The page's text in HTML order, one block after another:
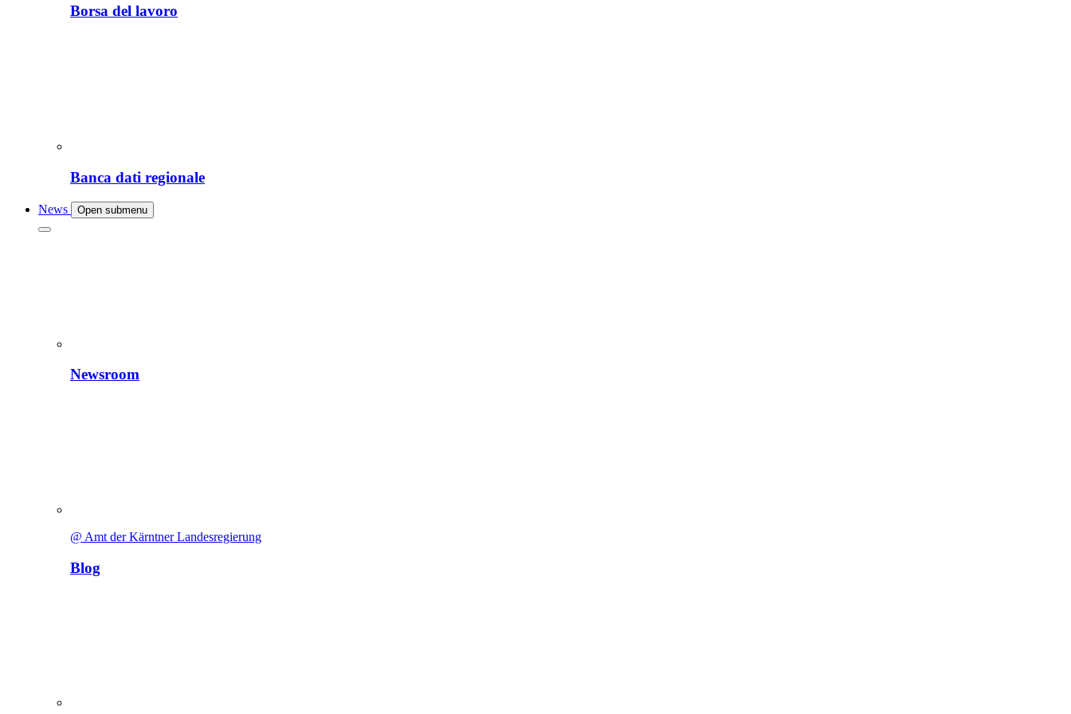
Borsa del lavoro
Banca dati regionale
News Open submenu
Newsroom
@ Amt der Kärntner Landesregierung
Blog